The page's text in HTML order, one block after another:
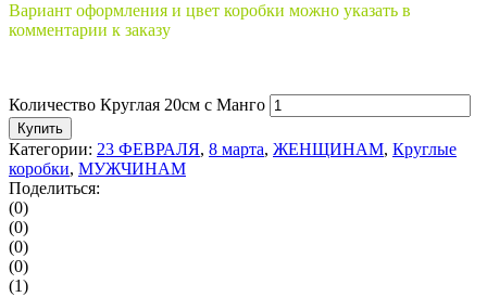
Вариант оформления и цвет коробки можно указать в
комментарии к заказу
Количество Круглая 20см с Манго
Купить
Категории: 23 ФЕВРАЛЯ, 8 марта, ЖЕНЩИНАМ, Круглые
коробки, МУЖЧИНАМ
Поделиться:
(0)
(0)
(0)
(0)
(1)